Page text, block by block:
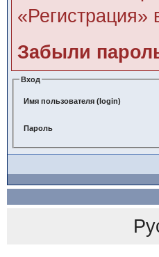
Забыли
Вход
Имя пользователя (login)
Пароль